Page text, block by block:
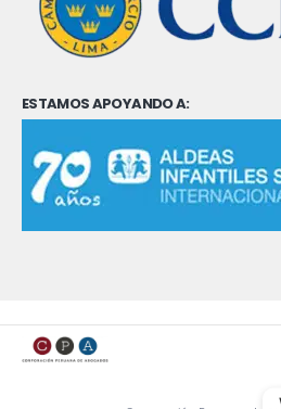
ESTAMOS APOYANDO A: